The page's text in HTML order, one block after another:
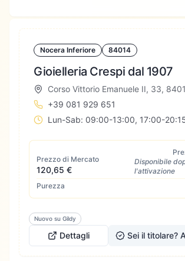
Nocera Inferiore 84014
Gioielleria Crespi dal 1907
+39 081 929 651
Prezzo di Mercato
120,65 €
Disponibile
l'attivazione
Purezza
Nuovo su Gildy
Dettagli Sei il titolare?